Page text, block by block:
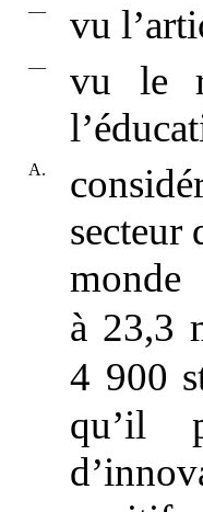
— vu
—
vu le
A.
secteur
à 23,3
4 900
qu’il